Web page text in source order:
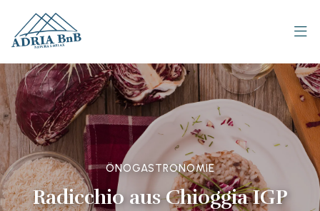
ÖNOGASTRONOMIE
Radicchio aus Chioggia IGP